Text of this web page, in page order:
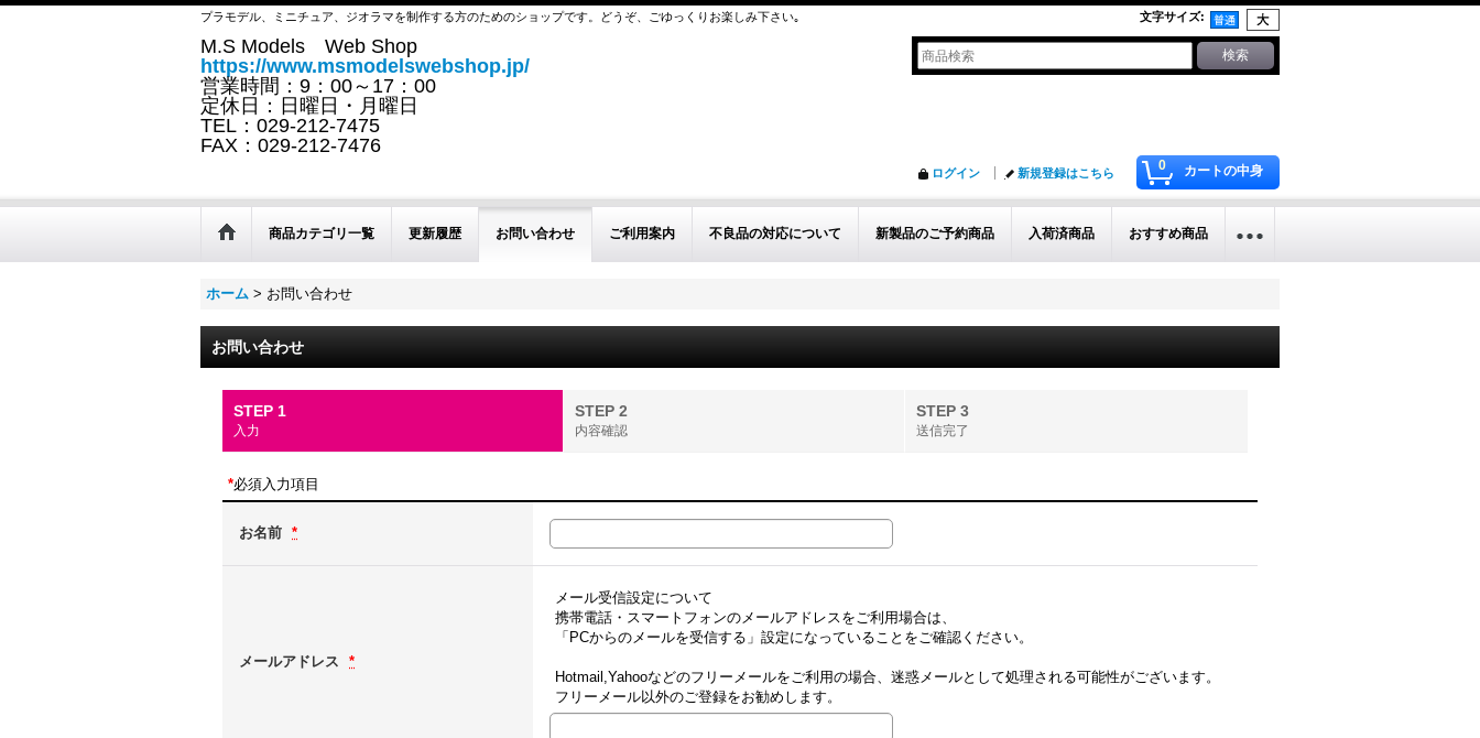
プラモデル、ミニチュア、ジオラマを制作する方のためのショップです。どうぞ、ごゆっくりお楽しみ下さい｡ 文字サイズ:
M.S Models Web Shop
https://www.msmodelswebshop.jp/
営業時間：9：00～17：00
定休日：日曜日・月曜日
TEL：029-212-7475
FAX：029-212-7476
0 カートの中身
ログイン 新規登録はこちら
商品カテゴリ一覧 更新履歴 お問い合わせ ご利用案内 不良品の対応について 新製品のご予約商品 入荷済商品 おすすめ商品
ホーム > お問い合わせ
お問い合わせ
STEP 1
入力
STEP 2
内容確認
STEP 3
送信完了
*必須入力項目
お名前 *
メールアドレス *
メール受信設定について
携帯電話・スマートフォンのメールアドレスをご利用場合は、
「PCからのメールを受信する」設定になっていることをご確認ください。
Hotmail,Yahooなどのフリーメールをご利用の場合、迷惑メールとして処理される可能性がございます。
フリーメール以外のご登録をお勧めします。